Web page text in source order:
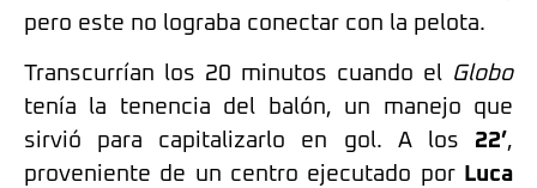
pero este no lograba conectar con la pelota.
Transcurrían los 20 minutos cuando el Globo
tenía la tenencia del balón, un manejo que
sirvió para capitalizarlo en gol. A los 22’,
proveniente de un centro ejecutado por Luca